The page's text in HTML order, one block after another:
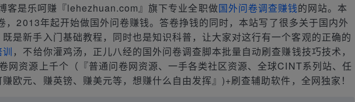
客是乐呵赚『lehezhuan.com』旗下专业全职做国外问卷调查赚钱的网站。本
，2013年起开始做国外问卷赚钱。答卷挣钱的同时，本站写了很多关于国内外
是新手入门基础教程，同时也是知识科普，让大家对这行有一个客观的正确的
，不给你灌鸡汤，正儿八经的国外问卷调查脚本批量自动刷查赚钱技巧技术，
网资源上千个（『普通问卷网资源、一手各类社区资源、全球CINT系列站、任
欧元、赚英镑、赚美元等，想赚什么自由发挥』)+刷查辅助软件，全网独家！